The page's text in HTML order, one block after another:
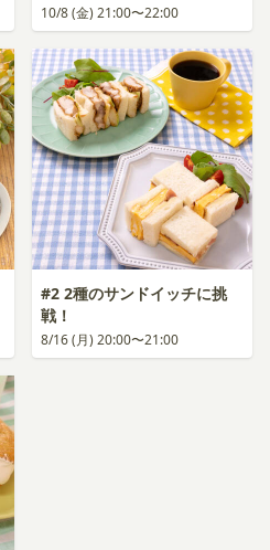
10/8 (金) 21:00〜22:00
#2 2種のサンドイッチに挑
戦！
8/16 (月) 20:00〜21:00